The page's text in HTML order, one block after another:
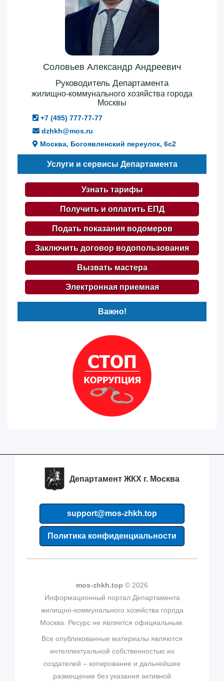
Соловьев Александр Андреевич
Руководитель Департамента
жилищно-коммунального хозяйства города
Москвы
+7 (495) 777-77-77
dzhkh@mos.ru
Москва, Богоявленский переулок, 6с2
Услуги и сервисы Департамента
Узнать тарифы
Получить и оплатить ЕПД
Подать показания водомеров
Заключить договор водопользования
Вызвать мастера
Электронная приемная
Важно!
Департамент ЖКХ г. Москва
support@mos-zhkh.top
Политика конфиденциальности
mos-zhkh.top © 2026
Информационный портал Департамента
жилищно-коммунального хозяйства города
Москва. Ресурс не является официальным.
Все опубликованные материалы являются
интеллектуальной собственностью их
создателей – копирование и дальнейшее
размещение без указания активной